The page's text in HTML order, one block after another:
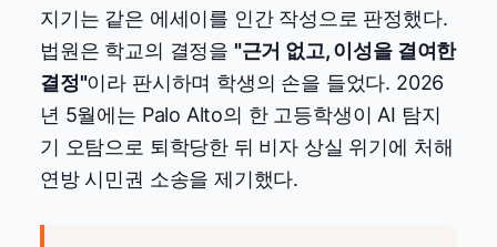
지기는 같은 에세이를 인간 작성으로 판정했다.
법원은 학교의 결정을 "근거 없고, 이성을 결여한
결정"이라 판시하며 학생의 손을 들었다. 2026
년 5월에는 Palo Alto의 한 고등학생이 AI 탐지
기 오탐으로 퇴학당한 뒤 비자 상실 위기에 처해
연방 시민권 소송을 제기했다.